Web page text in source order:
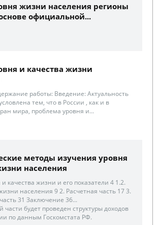
жизни населения регионы
официальной...
и качества жизни
работы: Введение: Актуальность
тем, что в России , как и в
мира, проблема уровня и...
методы изучения уровня
населения
качества жизни и его показатели 4 1.2.
населения 9 2. Расчетная часть 17 3.
31 Заключение 36...
части будет проведен структуры доходов
по данным Госкомстата РФ.